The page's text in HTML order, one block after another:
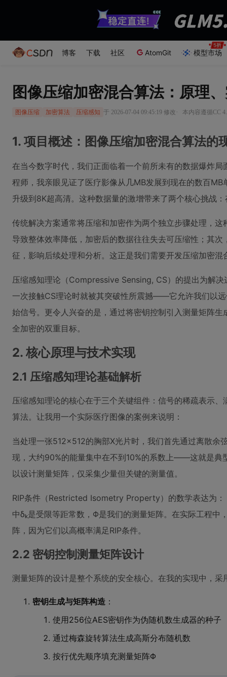
博客 下载 社区 AtomGit 模型市场
图像压缩加密混合算法：原理
图像压缩 加密算法 压缩感知 于 2026-07-04 09:45:19 修改 · 本内容遵循CC
1. 项目概述：图像压缩加密混合算法的
在当今数字时代，我们正面临着一个前所未有的数据爆炸
程师，我亲眼见证了医疗影像从几MB发展到现在的数百
升级到8K超高清。这种数据量的激增带来了两个核心挑战
传统解决方案通常将压缩和加密作为两个独立步骤处理，
导致整体效率降低，加密后的数据往往失去可压缩性；其
征，影响后续处理和分析。这正是我们需要开发压缩加密混
压缩感知理论（Compressive Sensing, CS）的提出为解
一次接触CS理论时就被其突破性所震撼——它允许我们以
始信号。更令人兴奋的是，通过将密钥控制引入测量矩阵
全加密的双重目标。
2. 核心原理与技术实现
2.1 压缩感知理论基础解析
压缩感知理论的核心在于三个关键组件：信号的稀疏表示
算法。让我用一个实际医疗图像的案例来说明：
当处理一张512×512的胸部X光片时，我们首先通过离散余
现，大约90%的能量集中在不到10%的系数上——这就是典
以设计测量矩阵，仅采集少量但关键的测量值。
RIP条件（Restricted Isometry Property）的数学表达为
中δₖ是受限等距常数，Φ是我们的测量矩阵。在实际工程中
阵，因为它们以高概率满足RIP条件。
2.2 密钥控制测量矩阵设计
测量矩阵的设计是整个系统的安全核心。在我的实现中，采
密钥生成与矩阵构造 ：
使用256位AES密钥作为伪随机数生成器的种子
通过梅森旋转算法生成高斯分布随机数
按行优先顺序填充测量矩阵Φ